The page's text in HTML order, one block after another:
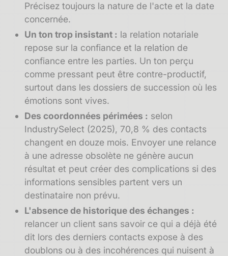
Précisez toujours la nature de l'acte et la date
concernée.
Un ton trop insistant : la relation notariale
repose sur la confiance et la relation de
confiance entre les parties. Un ton perçu
comme pressant peut être contre-productif,
surtout dans les dossiers de succession où les
émotions sont vives.
Des coordonnées périmées : selon
IndustrySelect (2025), 70,8 % des contacts
changent en douze mois. Envoyer une relance
à une adresse obsolète ne génère aucun
résultat et peut créer des complications si des
informations sensibles partent vers un
destinataire non prévu.
L'absence de historique des échanges :
relancer un client sans savoir ce qui a déjà été
dit lors des derniers contacts expose à des
doublons ou à des incohérences qui nuisent à